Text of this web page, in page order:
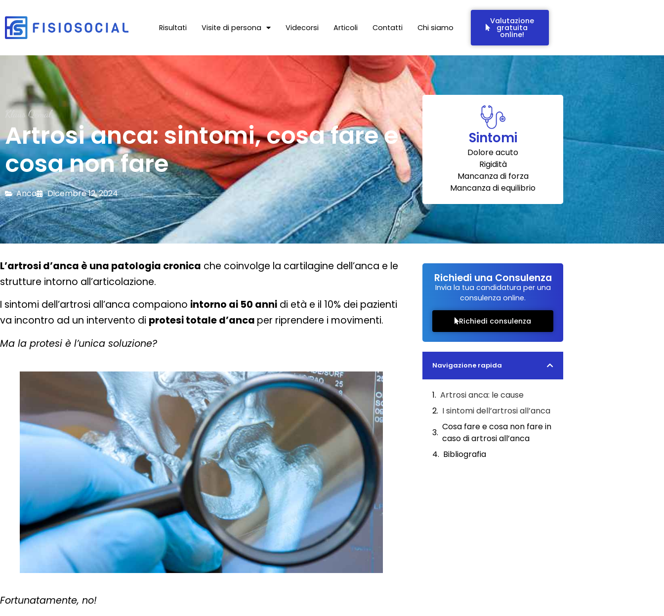
Risultati Visite di persona Videcorsi Articoli Contatti Chi siamo
Valutazione
gratuita
online!
Klaus Qemal
Artrosi anca: sintomi, cosa fare e
cosa non fare
Anca Dicembre 12, 2024
Sintomi
Dolore acuto
Rigidità
Mancanza di forza
Mancanza di equilibrio
L’artrosi d’anca è una patologia cronica che coinvolge la cartilagine dell’anca e le
strutture intorno all’articolazione.
I sintomi dell’artrosi all’anca compaiono intorno ai 50 anni di età e il 10% dei pazienti
va incontro ad un intervento di protesi totale d’anca per riprendere i movimenti.
Ma la protesi è l’unica soluzione?
Fortunatamente, no!
Richiedi una Consulenza
Invia la tua candidatura per una
consulenza online.
Richiedi consulenza
Navigazione rapida
Artrosi anca: le cause
I sintomi dell’artrosi all’anca
Cosa fare e cosa non fare in
caso di artrosi all’anca
Bibliografia